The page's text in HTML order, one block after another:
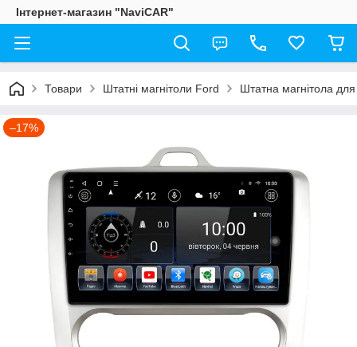
Інтернет-магазин "NaviCAR"
Товари Штатні магнітоли Ford Штатна магнітола
–17%